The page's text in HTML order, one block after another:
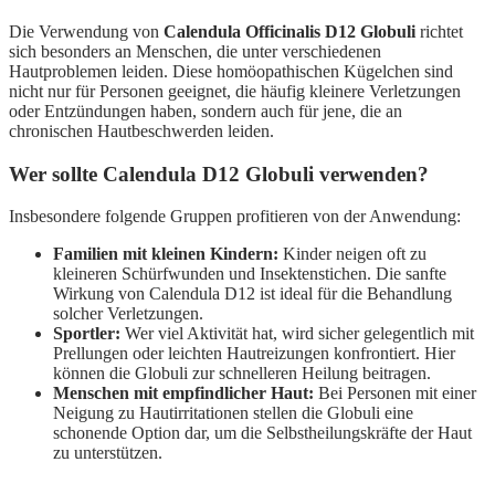
Die Verwendung von Calendula Officinalis D12 Globuli richtet
sich besonders an Menschen, die unter verschiedenen
Hautproblemen leiden. Diese homöopathischen Kügelchen sind
nicht nur für Personen geeignet, die häufig kleinere Verletzungen
oder Entzündungen haben, sondern auch für jene, die an
chronischen Hautbeschwerden leiden.
Wer sollte Calendula D12 Globuli verwenden?
Insbesondere folgende Gruppen profitieren von der Anwendung:
Familien mit kleinen Kindern: Kinder neigen oft zu
kleineren Schürfwunden und Insektenstichen. Die sanfte
Wirkung von Calendula D12 ist ideal für die Behandlung
solcher Verletzungen.
Sportler: Wer viel Aktivität hat, wird sicher gelegentlich mit
Prellungen oder leichten Hautreizungen konfrontiert. Hier
können die Globuli zur schnelleren Heilung beitragen.
Menschen mit empfindlicher Haut: Bei Personen mit einer
Neigung zu Hautirritationen stellen die Globuli eine
schonende Option dar, um die Selbstheilungskräfte der Haut
zu unterstützen.